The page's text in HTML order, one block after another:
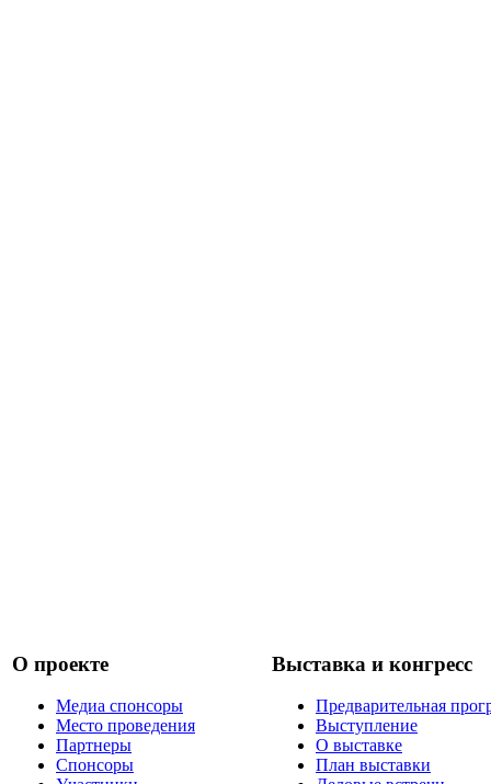
О проекте
Медиа спонсоры
Место проведения
Партнеры
Спонсоры
Выставка и конгресс
Предварительная
Выступление
О выставке
План выставки